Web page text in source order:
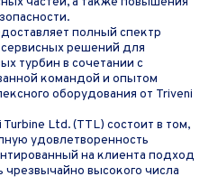
полный спектр
решений для
турбин в сочетании с
командой и опытом
оборудования от Triveni
Ltd. (TTL) состоит в том,
удовлетворенность
на клиента подход
чрезвычайно высокого числа